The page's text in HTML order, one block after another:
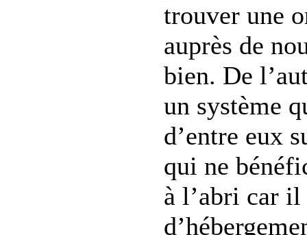
trouver une
auprès de
bien. De
un système
d’entre eux
qui ne
à l’abri car il